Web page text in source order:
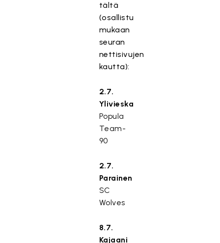
tältä
(osallistu
mukaan
seuran
nettisivujen
kautta):
2.7.
Ylivieska
Popula
Team-
90
2.7.
Parainen
SC
Wolves
8.7.
Kajaani